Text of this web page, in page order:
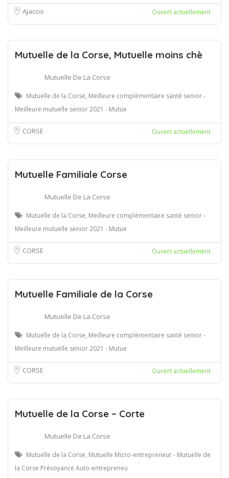
Ajaccio Ouvert actuellement
Mutuelle de la Corse, Mutuelle moins chè
Mutuelle De La Corse
Mutuelle de la Corse, Meilleure complémentaire santé senior -
Meilleure mutuelle senior 2021 - Mutue
CORSE Ouvert actuellement
Mutuelle Familiale Corse
Mutuelle De La Corse
Mutuelle de la Corse, Meilleure complémentaire santé senior -
Meilleure mutuelle senior 2021 - Mutue
CORSE Ouvert actuellement
Mutuelle Familiale de la Corse
Mutuelle De La Corse
Mutuelle de la Corse, Meilleure complémentaire santé senior -
Meilleure mutuelle senior 2021 - Mutue
CORSE Ouvert actuellement
Mutuelle de la Corse – Corte
Mutuelle De La Corse
Mutuelle de la Corse, Mutuelle Micro-entrepreneur - Mutuelle de
la Corse Prévoyance Auto-entrepreneu